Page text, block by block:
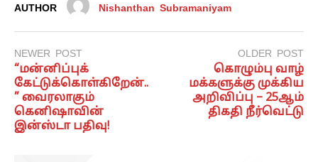
AUTHOR Nishanthan Subramaniyam
NEWER POST
“மன்னிப்புக்
கேட்டுக்கொள்கிறேன்..
” வைரலாகும்
கெனிஷாவின்
இன்ஸ்டா பதிவு!
OLDER POST
கொழும்பு வாழ்
மக்களுக்கு முக்கிய
அறிவிப்பு – 25ஆம்
திகதி நீர்வெட்டு